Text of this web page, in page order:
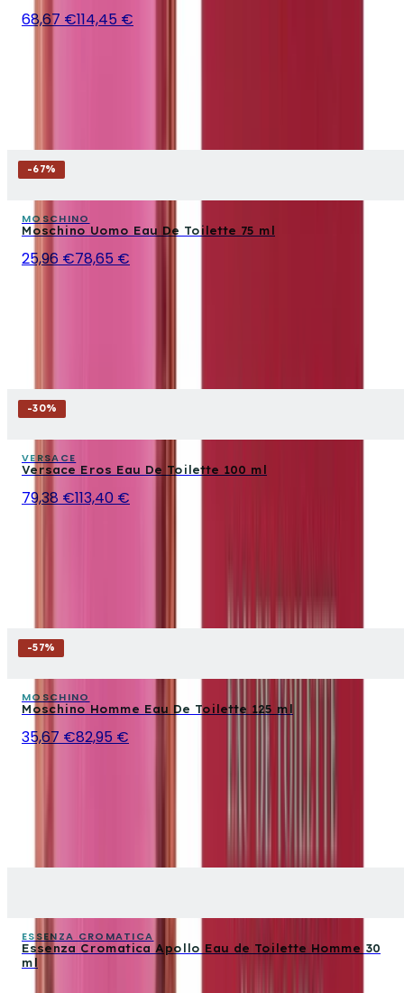
68,67 €114,45 €
-67%
MOSCHINO
Moschino Uomo Eau De Toilette 75 ml
25,96 €78,65 €
-30%
VERSACE
Versace Eros Eau De Toilette 100 ml
79,38 €113,40 €
-57%
MOSCHINO
Moschino Homme Eau De Toilette 125 ml
35,67 €82,95 €
ESSENZA CROMATICA
Essenza Cromatica Apollo Eau de Toilette Homme 30
ml